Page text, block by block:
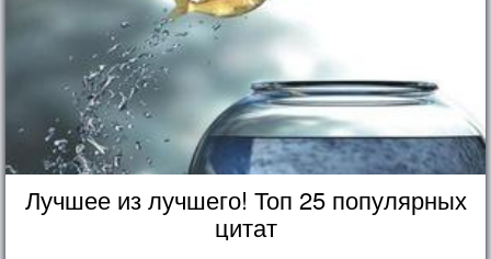
Лучшее из лучшего! Топ 25 популярных
цитат